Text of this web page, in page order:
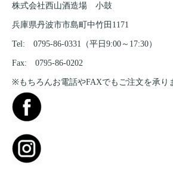
株式会社西山酒造場 小鼓
兵庫県丹波市市島町中竹田1171
Tel: 0795-86-0331（平日9:00～17:30）
Fax: 0795-86-0202
※もちろんお電話やFAXでもご注文を承り